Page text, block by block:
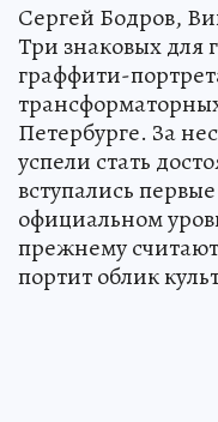
Сергей Бодров,
Три знаковых для
граффити-
Петербурге. За
успели стать
вступались
официальном
прежнему
портит облик